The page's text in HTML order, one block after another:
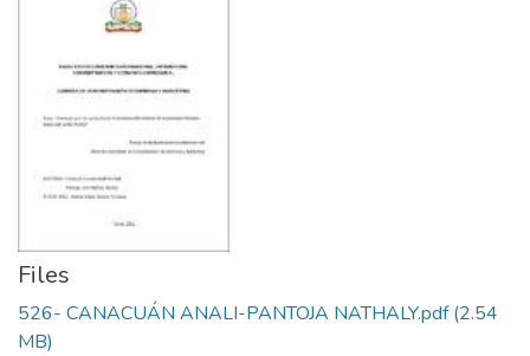
Files
526- CANACUÁN ANALI-PANTOJA NATHALY.pdf(2.54
MB)